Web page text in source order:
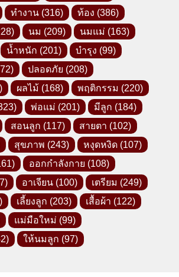
ทำงาน (316) ท้อง (386)
นม (209) นมแม่ (163)
น้ำหนัก (201) บำรุง (99)
ปลอดภัย (208)
ผลไม้ (168) พฤติกรรม (220)
พ่อแม่ (201) มีลูก (184)
สอนลูก (117) สายตา (102)
สุขภาพ (243) หงุดหงิด (107)
ออกกำลังกาย (108)
อาเจียน (100) เตรียม (249)
เลี้ยงลูก (203) เสื้อผ้า (122)
แม่มือใหม่ (99)
ให้นมลูก (97)